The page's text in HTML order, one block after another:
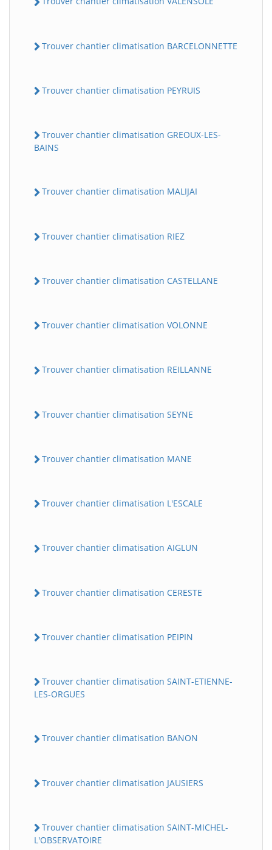
Trouver chantier climatisation BARCELONNETTE
Trouver chantier climatisation PEYRUIS
Trouver chantier climatisation GREOUX-LES-
BAINS
Trouver chantier climatisation MALIJAI
Trouver chantier climatisation RIEZ
Trouver chantier climatisation CASTELLANE
Trouver chantier climatisation VOLONNE
Trouver chantier climatisation REILLANNE
Trouver chantier climatisation SEYNE
Trouver chantier climatisation MANE
Trouver chantier climatisation L'ESCALE
Trouver chantier climatisation AIGLUN
Trouver chantier climatisation CERESTE
Trouver chantier climatisation PEIPIN
Trouver chantier climatisation SAINT-ETIENNE-
LES-ORGUES
Trouver chantier climatisation BANON
Trouver chantier climatisation JAUSIERS
Trouver chantier climatisation SAINT-MICHEL-
L'OBSERVATOIRE